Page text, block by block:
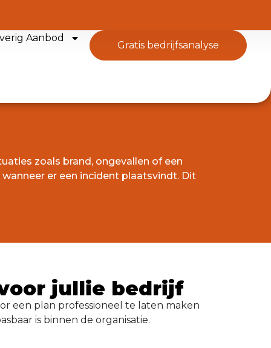
Aanbod
gratis bedrijfsanalyse
zoals brand, ongevallen of een
er een incident plaatsvindt. Dit
jullie bedrijf
een plan professioneel te laten maken
is binnen de organisatie.